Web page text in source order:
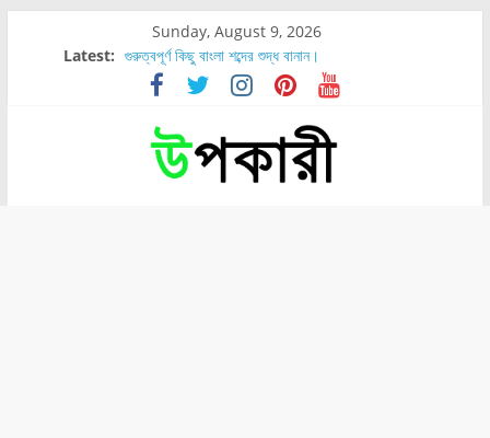
Sunday, August 9, 2026
Latest: গুরুত্বপূর্ণ কিছু বাংলা শব্দের শুদ্ধ বানান।
শরীরের কোন অংশে বেডসোর বেশি হয়?
নাসাল টিউব কতদিন রাখা যায়?
রোগীর পিঠ, কোমর এবং পায়ে বেডসোর দেখা গেলে করণীয় কি?
পার্সিমন ফলের স্বাস্থ্য ও পুষ্টি উপকারিতা।